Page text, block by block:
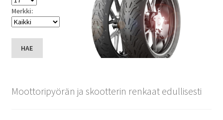
Merkki:
HAE
Moottoripyörän ja skootterin renkaat edullisesti